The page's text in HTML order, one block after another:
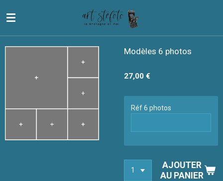
au
Modèles 6 photos
27,00 €
Réf 6 photos
AJOUTER
AU PANIER